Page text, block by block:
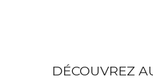
DÉCOUVREZ